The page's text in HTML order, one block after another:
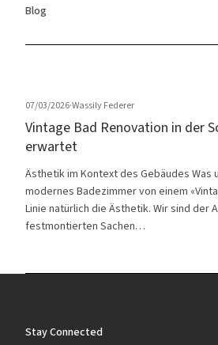
Blog
07/03/2026·Wassily Federer
Vintage Bad Renovation in der
erwartet
Ästhetik im Kontext des Gebäudes Was
modernes Badezimmer von einem
Linie natürlich die Ästhetik. Wir sind der
festmontierten Sachen…
Stay Connected